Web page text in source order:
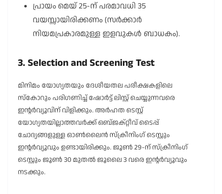
പ്രായം മെയ് 25-ന് പരമാവധി 35
വയസ്സായിരിക്കണം (സർക്കാർ
നിയമപ്രകാരമുള്ള ഇളവുകൾ ബാധകം).
3. Selection and Screening Test
മിനിമം യോഗ്യതയും ദേശീയതല പരീക്ഷകളിലെ
സ്കോറും പരിഗണിച്ച് ഷോർട്ട് ലിസ്റ്റ് ചെയ്യുന്നവരെ
ഇന്റർവ്യൂവിന് വിളിക്കും. അർഹത ടെസ്റ്റ്
യോഗ്യതയില്ലാത്തവർക്ക് ഒബ്ജക്റ്റീവ് ടൈപ്പ്
ചോദ്യങ്ങളുള്ള ഓൺലൈൻ സ്ക്രീനിംഗ് ടെസ്റ്റും
ഇന്റർവ്യൂവും ഉണ്ടായിരിക്കും. ജൂൺ 29-ന് സ്ക്രീനിംഗ്
ടെസ്റ്റും ജൂൺ 30 മുതൽ ജൂലൈ 3 വരെ ഇന്റർവ്യൂവും
നടക്കും.